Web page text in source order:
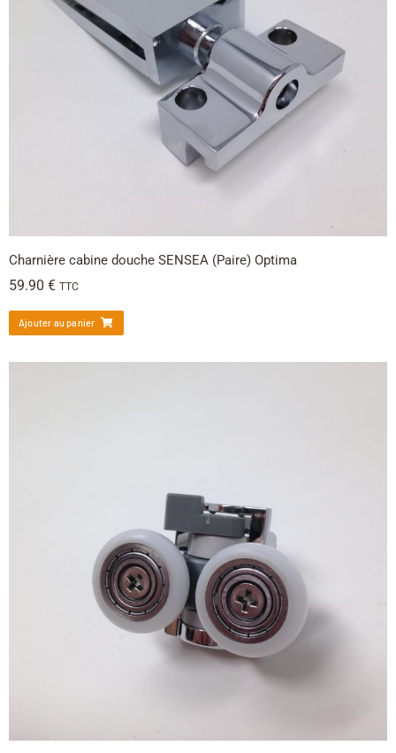
Charnière cabine douche SENSEA (Paire) Optima
59.90 € TTC
Ajouter au panier